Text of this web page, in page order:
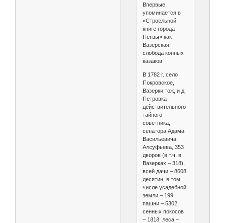
Впервые
упоминается в
«Строельной
книге города
Пензы» как
Вазерская
слобода конных
казаков.
В 1782 г. село
Покровское,
Вазерки тож, и д.
Петровка
действительного
тайного
советника,
сенатора Адама
Васильевича
Алсуфьева, 353
дворов (в т.ч. в
Вазерках – 318),
всей дачи – 8608
десятин, в том
числе усадебной
земли – 199,
пашни – 5302,
сенных покосов
– 1818, леса –